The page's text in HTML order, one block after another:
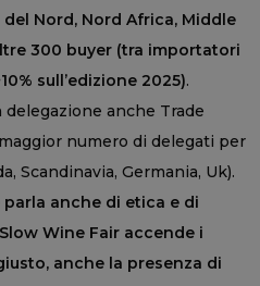
Nord, Nord Africa, Middle
300 buyer (tra importatori
sull’edizione 2025).
anche Trade
numero di delegati per
Scandinavia, Germania, Uk).
parla anche di etica e di
Wine Fair accende i
anche la presenza di